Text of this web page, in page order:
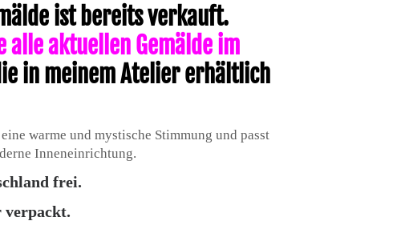
ist bereits verkauft.
alle aktuellen Gemälde im
in meinem Atelier erhältlich
warme und mystische Stimmung und passt
Inneneinrichtung.
frei.
verpackt.